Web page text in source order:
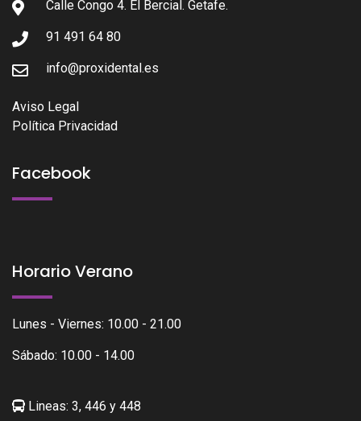
Calle Congo 4. El Bercial. Getafe.
91 491 64 80
info@proxidental.es
Aviso Legal
Política Privacidad
Facebook
Horario Verano
Lunes - Viernes: 10.00 - 21.00
Sábado: 10.00 - 14.00
Lineas: 3, 446 y 448